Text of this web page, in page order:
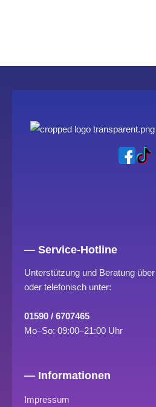
— Service-Hotline
Unterstützung und Beratung
oder telefonisch unter:
01590 / 6707465
Mo–So: 09:00–21:00 Uhr
— Informationen
Impressum